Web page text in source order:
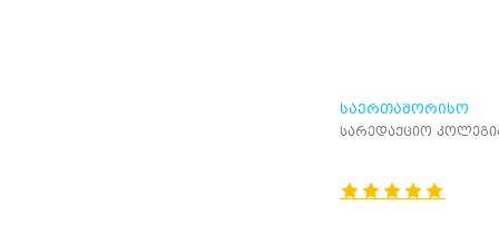
ᲡᲐᲔᲠᲗᲐᲨᲝᲠᲘᲡᲝ
ᲞᲝᲚᲘᲢᲘᲙᲐ
სარედაქციო